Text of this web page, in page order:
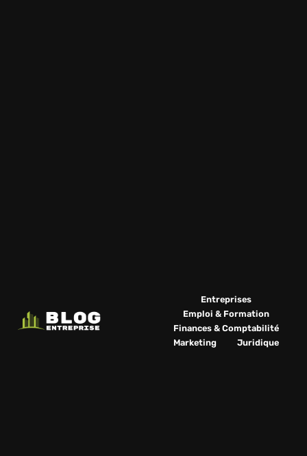
Entreprises
Emploi & Formation
Finances & Comptabilité
Marketing
Juridique